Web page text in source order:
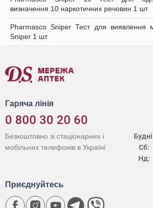
визначення 10 наркотичних речовин 1 шт
Pharmasco Sniper Тест для виявлення
Sniper 1 шт
Гаряча лінія
0 800 30 20 60
Сб:
Нд:
Безкоштовно зі стаціонарних і
мобільних телефонів в Україні
Приєднуйтесь